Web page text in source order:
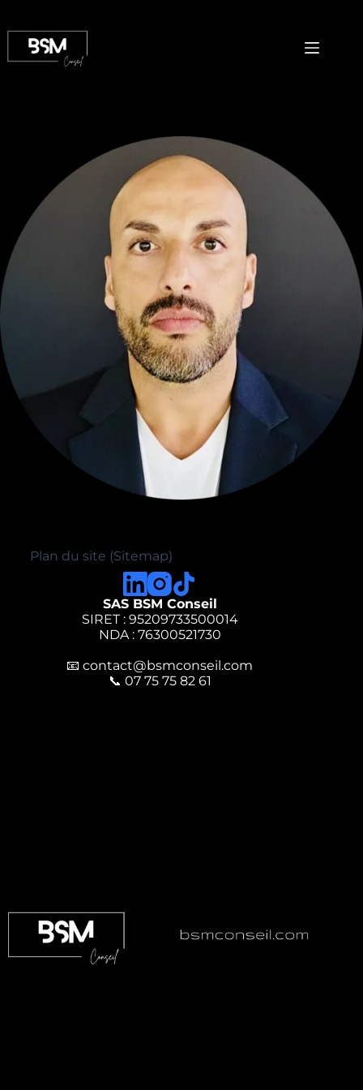
Plan du site (Sitemap)
SAS BSM Conseil
SIRET : 95209733500014
NDA : 76300521730
📧contact@bsmconseil.com
📞 07 75 75 82 61